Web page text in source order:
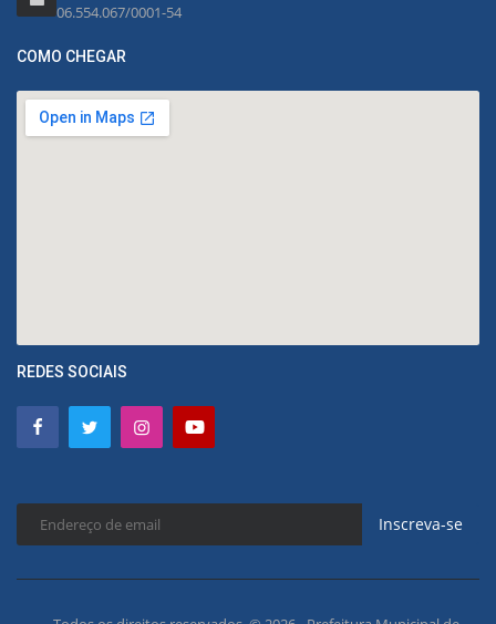
06.554.067/0001-54
COMO CHEGAR
REDES SOCIAIS
Inscreva-se